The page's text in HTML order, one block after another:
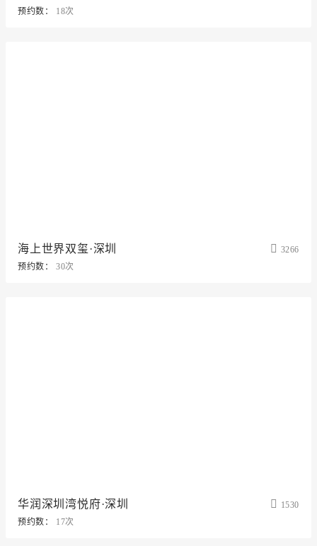
预约数：
18次
海上世界双玺·深圳
3266
预约数：
30次
华润深圳湾悦府·深圳
1530
预约数：
17次